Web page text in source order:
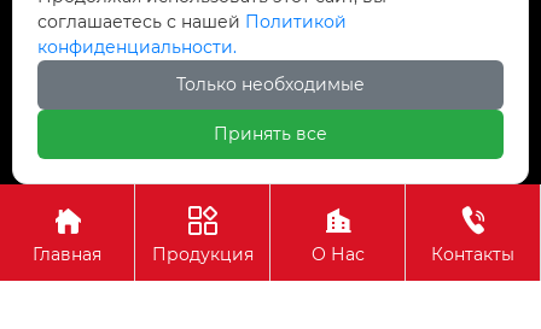

Чжаньдянь, ул. Промышленная Средняя
+86-18237110602
Авторское право©АО Хэнань Ясин Точная Ковка

Главная

Продукция

О Нас

Контакты
соглашаетесь с нашей Политикой
конфиденциальности.
Только необходимые
Принять все